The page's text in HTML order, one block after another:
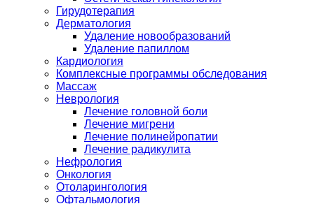
Гирудотерапия
Дерматология
Удаление новообразований
Удаление папиллом
Кардиология
Комплексные программы обследования
Массаж
Неврология
Лечение головной боли
Лечение мигрени
Лечение полинейропатии
Лечение радикулита
Нефрология
Онкология
Отоларингология
Офтальмология